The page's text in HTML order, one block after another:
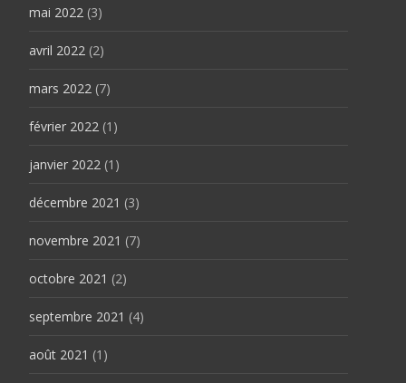
mai 2022 (3)
avril 2022 (2)
mars 2022 (7)
février 2022 (1)
janvier 2022 (1)
décembre 2021 (3)
novembre 2021 (7)
octobre 2021 (2)
septembre 2021 (4)
août 2021 (1)